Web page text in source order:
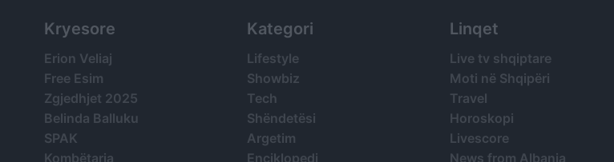
Kryesore
Erion Veliaj
Free Esim
Zgjedhjet 2025
Belinda Balluku
SPAK
Kombëtarja
Kategori
Lifestyle
Showbiz
Tech
Shëndetësi
Argetim
Enciklopedi
Linqet
Live tv shqiptare
Moti në Shqipëri
Travel
Horoskopi
Livescore
News from Albania